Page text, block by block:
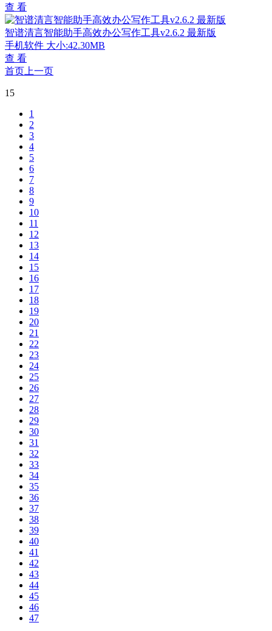
查 看
智谱清言智能助手高效办公写作工具v2.6.2 最新版
手机软件 大小:42.30MB
查 看
首页 上一页
15
1
2
3
4
5
6
7
8
9
10
11
12
13
14
15
16
17
18
19
20
21
22
23
24
25
26
27
28
29
30
31
32
33
34
35
36
37
38
39
40
41
42
43
44
45
46
47